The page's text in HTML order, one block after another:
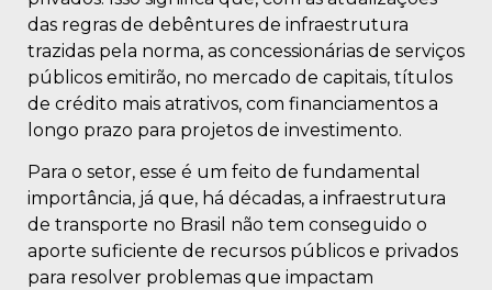
das regras de debêntures de infraestrutura
trazidas pela norma, as concessionárias de serviços
públicos emitirão, no mercado de capitais, títulos
de crédito mais atrativos, com financiamentos a
longo prazo para projetos de investimento.
Para o setor, esse é um feito de fundamental
importância, já que, há décadas, a infraestrutura
de transporte no Brasil não tem conseguido o
aporte suficiente de recursos públicos e privados
para resolver problemas que impactam